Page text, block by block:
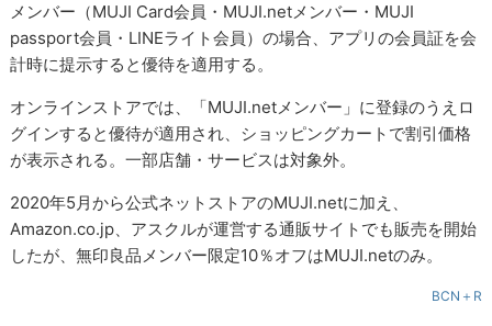
メンバー（MUJI Card会員・MUJI.netメンバー・MUJI
passport会員・LINEライト会員）の場合、アプリの会員証を会
計時に提示すると優待を適用する。
オンラインストアでは、「MUJI.netメンバー」に登録のうえロ
グインすると優待が適用され、ショッピングカートで割引価格
が表示される。一部店舗・サービスは対象外。
2020年5月から公式ネットストアのMUJI.netに加え、
Amazon.co.jp、アスクルが運営する通販サイトでも販売を開始
したが、無印良品メンバー限定10％オフはMUJI.netのみ。
BCN＋R